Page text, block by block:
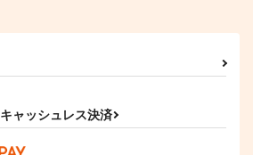
宮城リョータ×彩子
キャッシュレス決済